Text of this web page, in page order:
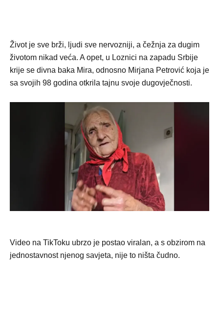
Život je sve brži, ljudi sve nervozniji, a čežnja za dugim
životom nikad veća. A opet, u Loznici na zapadu Srbije
krije se divna baka Mira, odnosno Mirjana Petrović koja je
sa svojih 98 godina otkrila tajnu svoje dugovječnosti.
Video na TikToku ubrzo je postao viralan, a s obzirom na
jednostavnost njenog savjeta, nije to ništa čudno.